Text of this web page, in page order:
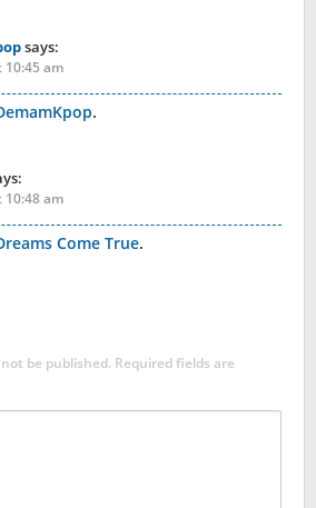
says:
10:45 am
.
10:48 am
Come True.
be published. Required fields are